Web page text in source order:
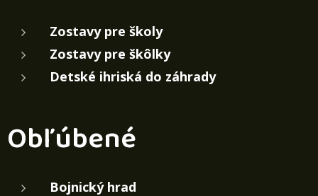
Zostavy pre školy
Zostavy pre škôlky
Detské ihriská do záhrady
Obľúbené
Bojnický hrad